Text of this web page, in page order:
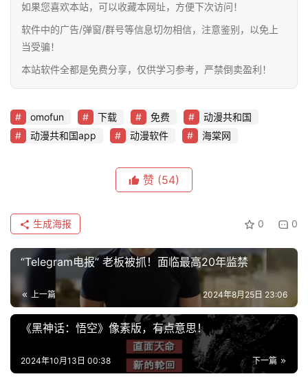
如果您喜欢本站，可以收藏本网址，方便下次访问！
软件中的广告/弹窗/群号等信息切勿相信，注意鉴别，以免上
当受骗！
本站软件全都是免费分享，仅供学习参考，严禁倒卖盈利！
omofun 下载 免费
动漫共和国
动漫共和国app
动漫软件 海棠网
赞 (54)
0 0
生成海报
“Telegram电报” 老板被抓！面临最高20年监禁
上一篇 2024年8月25日 23:06
《黑神话：悟空》像素版，有点意思！
下一篇
2024年10月13日 00:38